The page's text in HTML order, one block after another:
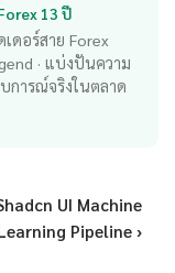
13 ปี
ดอร์สาย Forex
· แบ่งปันความ
การณ์จริงในตลาด
UI Machine
Pipeline ›